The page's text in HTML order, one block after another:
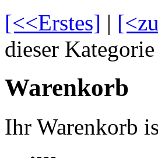
[<<Erstes] |
dieser Kategorie
Warenkorb
Ihr Warenkorb